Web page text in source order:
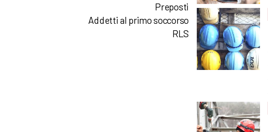
Preposti
Addetti al primo soccorso
RLS